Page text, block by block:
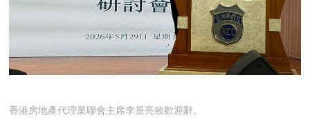
香港房地產代理業聯會主席李景亮致歡迎辭。